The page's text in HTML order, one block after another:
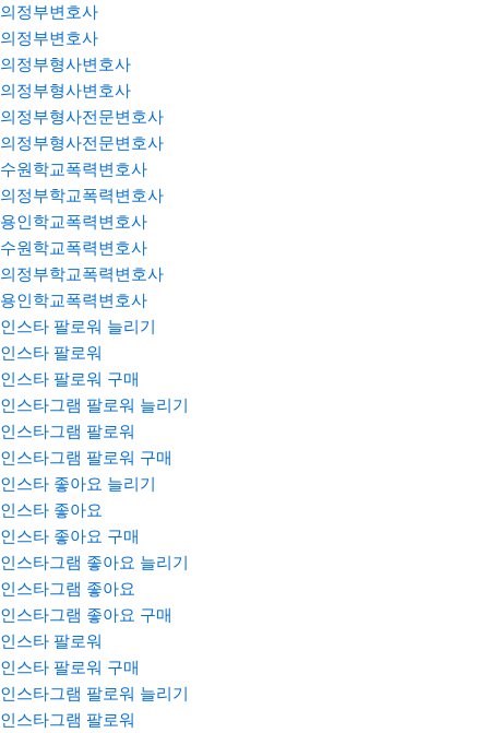
의정부변호사
의정부변호사
의정부형사변호사
의정부형사변호사
의정부형사전문변호사
의정부형사전문변호사
수원학교폭력변호사
의정부학교폭력변호사
용인학교폭력변호사
수원학교폭력변호사
의정부학교폭력변호사
용인학교폭력변호사
인스타 팔로워 늘리기
인스타 팔로워
인스타 팔로워 구매
인스타그램 팔로워 늘리기
인스타그램 팔로워
인스타그램 팔로워 구매
인스타 좋아요 늘리기
인스타 좋아요
인스타 좋아요 구매
인스타그램 좋아요 늘리기
인스타그램 좋아요
인스타그램 좋아요 구매
인스타 팔로워
인스타 팔로워 구매
인스타그램 팔로워 늘리기
인스타그램 팔로워